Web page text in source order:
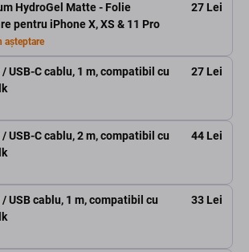
HydroGel Matte - Folie
pentru iPhone X, XS & 11 Pro
27 Lei
așteptare
USB-C cablu, 1 m, compatibil cu
27 Lei
USB-C cablu, 2 m, compatibil cu
44 Lei
USB cablu, 1 m, compatibil cu
33 Lei